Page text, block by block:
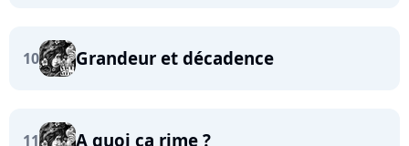
10 Grandeur et décadence
11 A quoi ça rime ?